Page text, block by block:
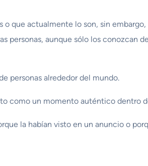
o que actualmente lo son, sin
personas, aunque sólo los conozcan
personas alrededor del mundo.
como un momento auténtico dentro
la habían visto en un anuncio o